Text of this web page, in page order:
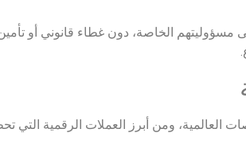
مسؤوليتهم الخاصة، دون غطاء قانوني أو
العالمية، ومن أبرز العملات الرقمية التي